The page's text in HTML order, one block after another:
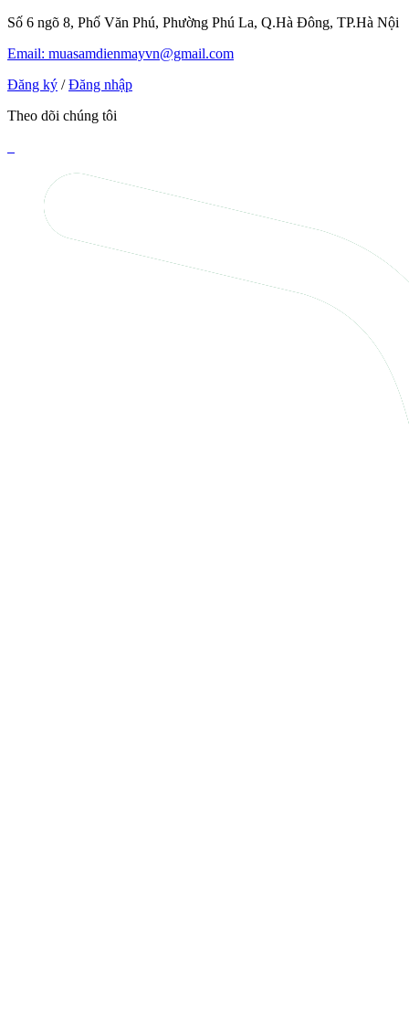
Số 6 ngõ 8, Phố Văn Phú, Phường Phú La, Q.Hà Đông, TP.Hà Nội
Email: muasamdienmayvn@gmail.com
Đăng ký / Đăng nhập
Theo dõi chúng tôi